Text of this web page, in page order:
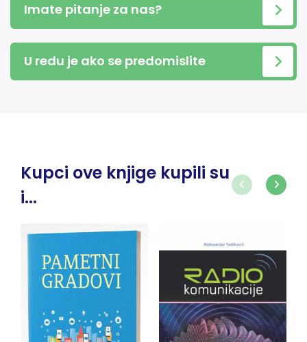
Imate pitanje za nas?
U redu je ako se predomislite
Kupci ove knjige kupili su
i...